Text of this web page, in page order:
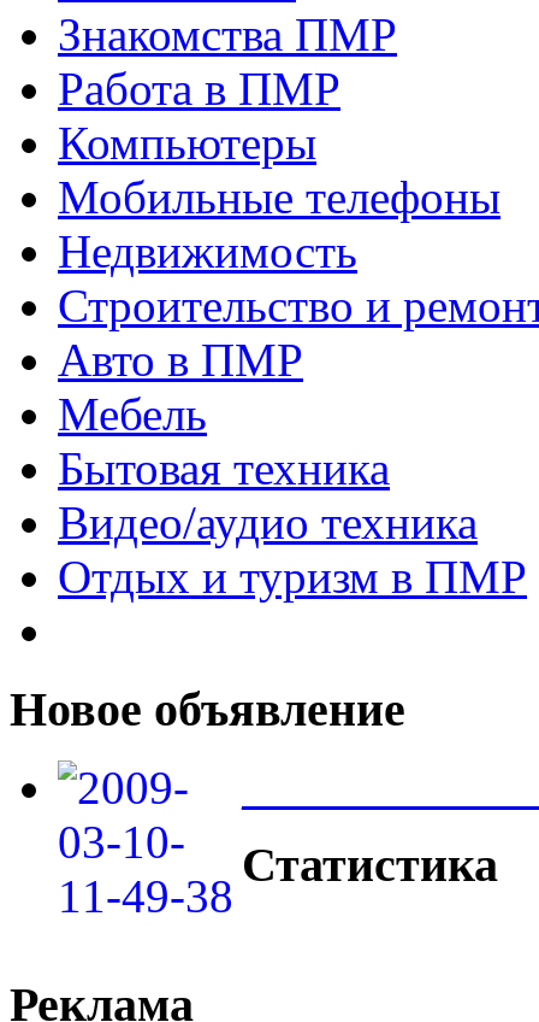
Знакомства ПМР
Работа в ПМР
Компьютеры
Мобильные телефоны
Недвижимость
Строительство и
Авто в ПМР
Мебель
Бытовая техника
Видео/аудио техника
Отдых и туризм в ПМР
Новое объявление
Статистика
Реклама